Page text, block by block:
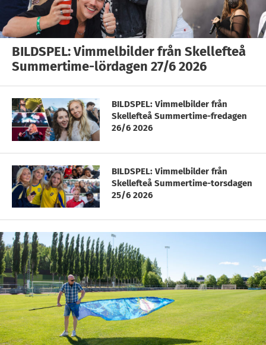
BILDSPEL: Vimmelbilder från Skellefteå
Summertime-lördagen 27/6 2026
BILDSPEL: Vimmelbilder från
Skellefteå Summertime-fredagen
26/6 2026
BILDSPEL: Vimmelbilder från
Skellefteå Summertime-torsdagen
25/6 2026